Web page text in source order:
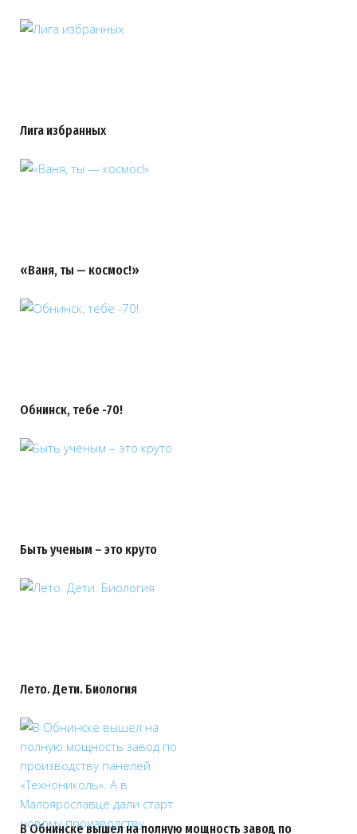
Лига избранных
«Ваня, ты — космос!»
Обнинск, тебе -70!
Быть ученым – это круто
Лето. Дети. Биология
В Обнинске вышел на полную мощность завод по